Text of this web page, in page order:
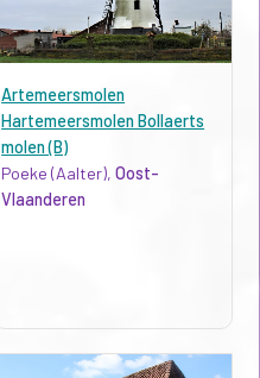
Artemeersmolen
Hartemeersmolen Bollaerts
molen (B)
Poeke (Aalter),Oost-
Vlaanderen